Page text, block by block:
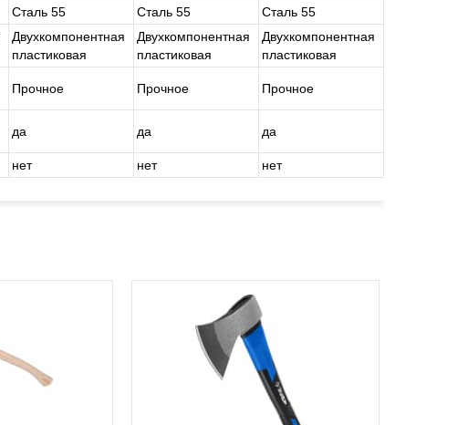
Сталь 55 Сталь 55 Сталь 55
Двух­ком­по­нент­ная
пла­сти­ко­вая
Двух­ком­по­нент­ная
пла­сти­ко­вая
Двух­ком­по­нент­ная
пла­сти­ко­вая
Проч­ное Проч­ное Проч­ное
да да да
нет нет нет